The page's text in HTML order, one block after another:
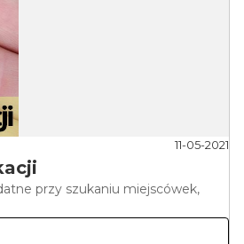
11-05-2021
przy szukaniu miejscówek,